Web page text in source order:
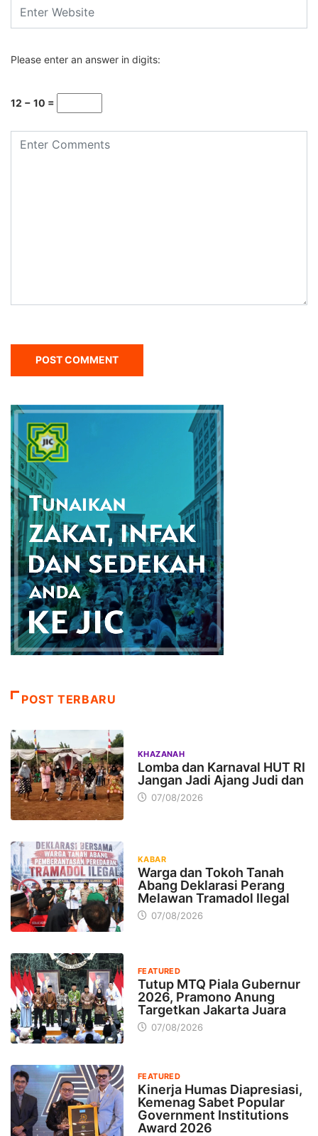
Please enter an answer in digits:
12 − 10 =
POST TERBARU
KHAZANAH
Lomba dan Karnaval HUT RI
Jangan Jadi Ajang Judi dan
07/08/2026
KABAR
Warga dan Tokoh Tanah
Abang Deklarasi Perang
Melawan Tramadol Ilegal
07/08/2026
FEATURED
Tutup MTQ Piala Gubernur
2026, Pramono Anung
Targetkan Jakarta Juara
07/08/2026
FEATURED
Kinerja Humas Diapresiasi,
Kemenag Sabet Popular
Government Institutions
Award 2026